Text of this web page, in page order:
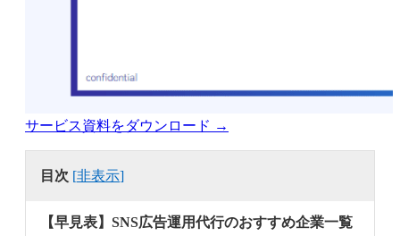
サービス資料をダウンロード →
目次 [非表示]
【早見表】SNS広告運用代行のおすすめ企業一覧